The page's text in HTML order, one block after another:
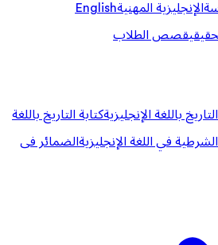
الإنجليزية المهنيةEnglish
قصص الطلاب
باللغة الإنجليزيةكتابة التاريخ باللغة
الضمائر فى